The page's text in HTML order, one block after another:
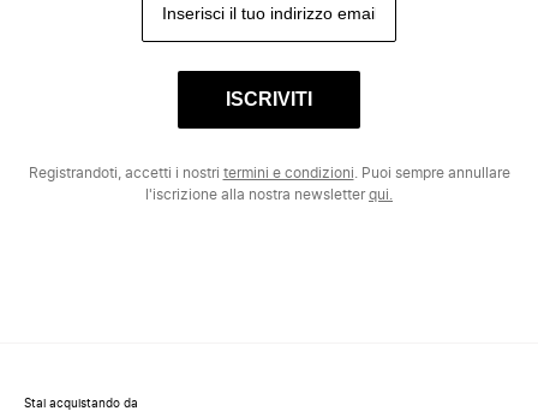
ISCRIVITI
Registrandoti, accetti i nostri termini e condizioni . Puoi sempre annullare
l'iscrizione alla nostra newsletterqui.
Stai acquistando da